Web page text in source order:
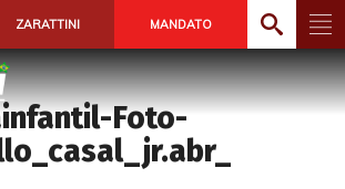
ZARATTINI MANDATO
Foto-